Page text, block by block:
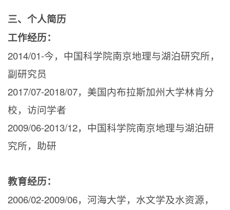
三、个人简历
工作经历：
2014/01-今，中国科学院南京地理与湖泊研究所，
副研究员
2017/07-2018/07，美国内布拉斯加州大学林肯分
校，访问学者
2009/06-2013/12，中国科学院南京地理与湖泊研
究所，助研
教育经历：
2006/02-2009/06，河海大学，水文学及水资源，